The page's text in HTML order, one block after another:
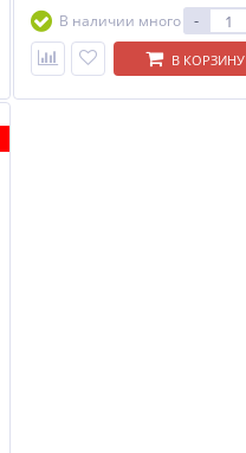
В наличии много
-
В КОРЗИНУ